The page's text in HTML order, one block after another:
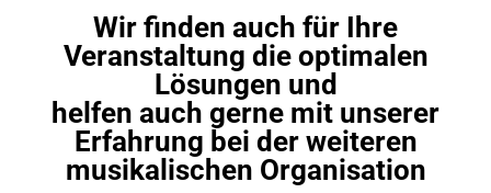
Wir finden auch für Ihre
Veranstaltung die optimalen
Lösungen und
helfen auch gerne mit unserer
Erfahrung bei der weiteren
musikalischen Organisation